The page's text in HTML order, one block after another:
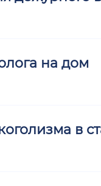
на дом
в